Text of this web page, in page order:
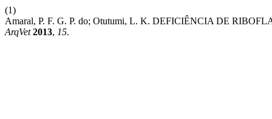
(1)
Amaral, P. F. G. P. do; Otutumi, L. K. DEFICIÊNCIA DE
ArqVet 2013, 15.